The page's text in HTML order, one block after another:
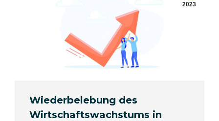
2023
Wiederbelebung des
Wirtschaftswachstums in